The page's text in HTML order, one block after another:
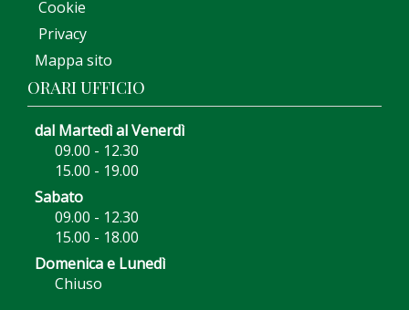
Cookie
Privacy
Mappa sito
ORARI UFFICIO
dal Martedì al Venerdì
09.00 - 12.30
15.00 - 19.00
Sabato
09.00 - 12.30
15.00 - 18.00
Domenica e Lunedì
Chiuso